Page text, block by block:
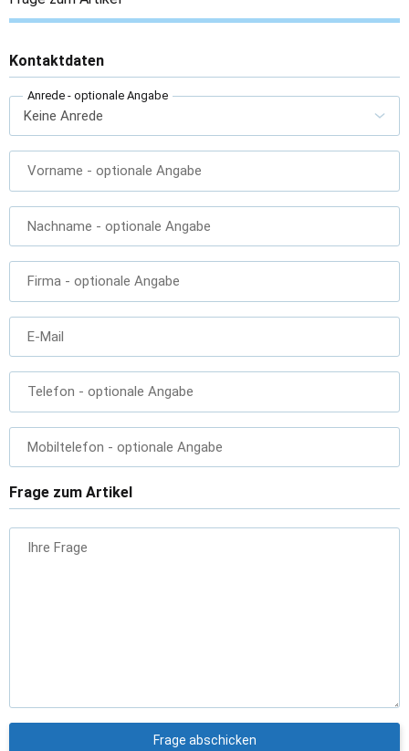
Kontaktdaten
Anrede - optionale Angabe
Vorname - optionale Angabe
Nachname - optionale Angabe
Firma - optionale Angabe
E-Mail
Telefon - optionale Angabe
Mobiltelefon - optionale Angabe
Frage zum Artikel
Ihre Frage
Frage abschicken